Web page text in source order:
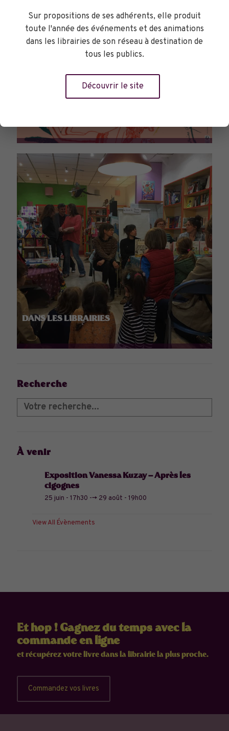
DANS LES LIBRAIRIES
Recherche
À venir
Exposition Vanessa Kuzay – Après les
cigognes
25 juin - 17h30 --> 29 août - 19h00
View All Évènements
Et hop ! Gagnez du temps avec la
commande en ligne
et récupérez votre livre dans la librairie la plus proche.
Commandez vos livres
Sur propositions de ses adhérents, elle produit
toute l'année des événements et des animations
dans les librairies de son réseau à destination de
tous les publics.
Découvrir le site